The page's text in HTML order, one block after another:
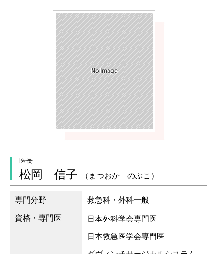
医長
松岡 信子 （まつおか のぶこ）
専門分野 救急科・外科一般
資格・専門医 日本外科学会専門医
日本救急医学会専門医